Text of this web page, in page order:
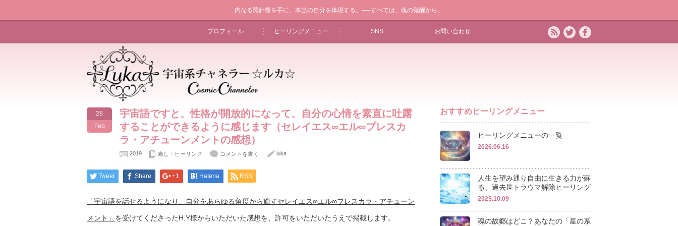
内なる羅針盤を手に、本当の自分を体現する。──すべては、魂の覚醒から。
プロフィール ヒーリングメニュー SNS お問い合わせ
28
Feb
宇宙語ですと、性格が開放的になって、自分の心情を素直に吐露
することができるように感じます（セレイエス∞エル∞プレスカ
ラ・アチューンメントの感想）
2019 癒し・ヒーリング コメントを書く luka
Tweet Share +1 Hatena RSS
「宇宙語を話せるようになり、自分をあらゆる角度から癒すセレイエス∞エル∞プレスカラ・アチューン
メント」 を受けてくださったH.Y様からいただいた感想を、許可をいただいたうえで掲載します。
おすすめヒーリングメニュー
ヒーリングメニューの一覧
2026.06.16
人生を望み通り自由に生きる力が蘇
る、過去世トラウマ解除ヒーリング
2025.10.09
魂の故郷はどこ？あなたの「星の系